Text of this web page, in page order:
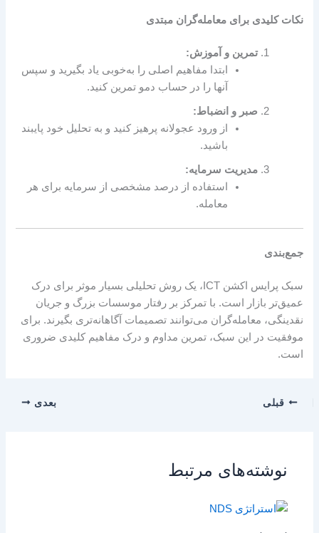
نکات کلیدی برای معامله‌گران مبتدی
تمرین و آموزش:
ابتدا مفاهیم اصلی را به‌خوبی یاد بگیرید و سپس
آنها را در حساب دمو تمرین کنید.
صبر و انضباط:
از ورود عجولانه پرهیز کنید و به تحلیل خود پایبند
باشید.
مدیریت سرمایه:
استفاده از درصد مشخصی از سرمایه برای هر
معامله.
جمع‌بندی
سبک پرایس اکشن ICT، یک روش تحلیلی بسیار موثر برای درک
عمیق‌تر بازار است. با تمرکز بر رفتار موسسات بزرگ و جریان
نقدینگی، معامله‌گران می‌توانند تصمیمات آگاهانه‌تری بگیرند. برای
موفقیت در این سبک، تمرین مداوم و درک مفاهیم کلیدی ضروری
است.
قبلی بعدی
نوشته‌های مرتبط